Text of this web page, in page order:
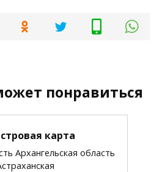
понравиться
карта
Архангельская область